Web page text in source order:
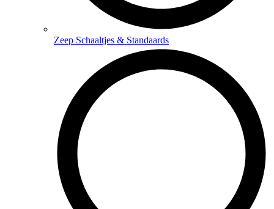
Zeep Schaaltjes & Standaards